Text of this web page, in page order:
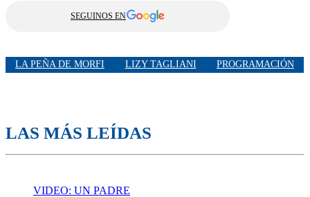
SEGUINOS EN
LA PEÑA DE MORFI LIZY TAGLIANI PROGRAMACIÓN
LAS MÁS LEÍDAS
VIDEO: UN PADRE